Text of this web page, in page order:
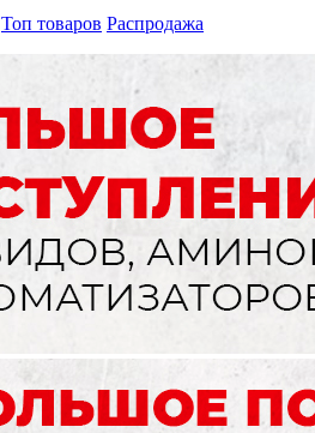
Топ товаров Распродажа